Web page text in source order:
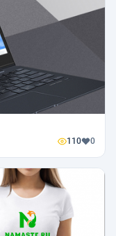
110 0